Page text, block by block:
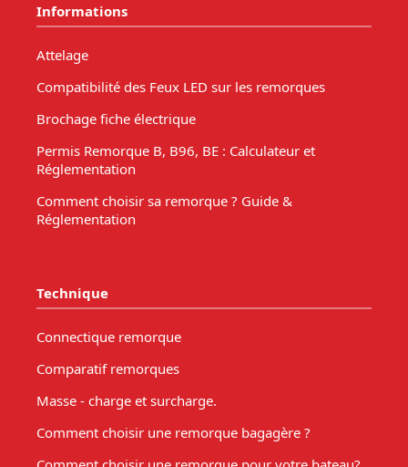
Informations
Attelage
Compatibilité des Feux LED sur les remorques
Brochage fiche électrique
Permis Remorque B, B96, BE : Calculateur et
Réglementation
Comment choisir sa remorque ? Guide &
Réglementation
Technique
Connectique remorque
Comparatif remorques
Masse - charge et surcharge.
Comment choisir une remorque bagagère ?